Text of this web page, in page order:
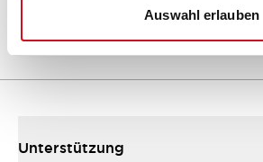
Auswahl erlauben
Unterstützung